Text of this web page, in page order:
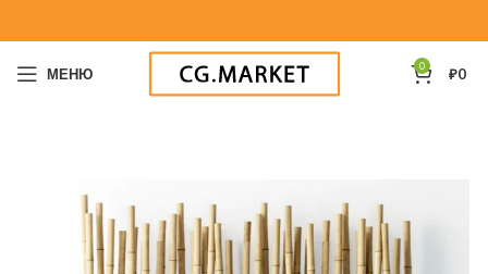
МЕНЮ 0 ₽0